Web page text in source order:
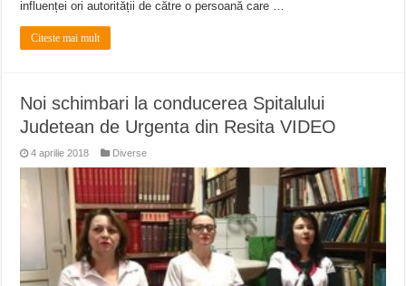
influenței ori autorității de către o persoană care …
Citeste mai mult
Noi schimbari la conducerea Spitalului
Judetean de Urgenta din Resita VIDEO
4 aprilie 2018 Diverse